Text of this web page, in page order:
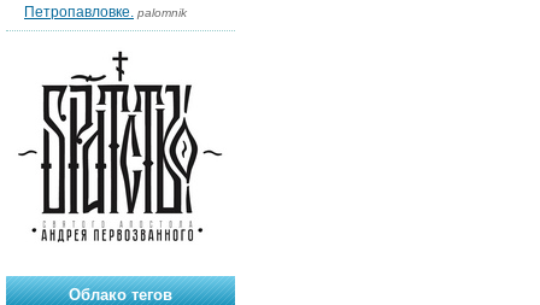
Петропавловке. palomnik
Облако тегов